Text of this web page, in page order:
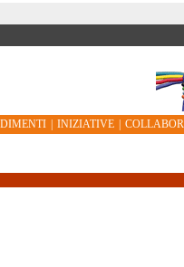
INIZIATIVE